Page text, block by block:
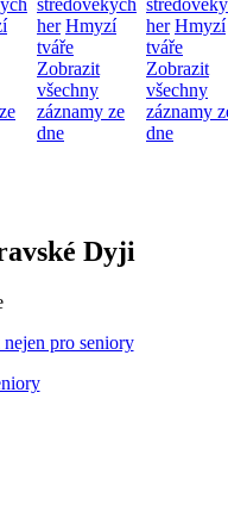
her Hmyzí
tváře
Zobrazit
všechny
záznamy ze
dne
her Hmyzí
tváře
Zobrazit
všechny
záznamy
dne
Dyji
nejen pro seniory